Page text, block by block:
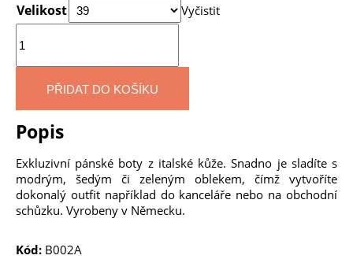
Velikost
Vyčistit
PŘIDAT DO KOŠÍKU
Popis
Exkluzivní pánské boty z italské kůže. Snadno je sladíte s
modrým, šedým či zeleným oblekem, čímž vytvoříte
dokonalý outfit například do kanceláře nebo na obchodní
schůzku. Vyrobeny v Německu.
Kód: B002A